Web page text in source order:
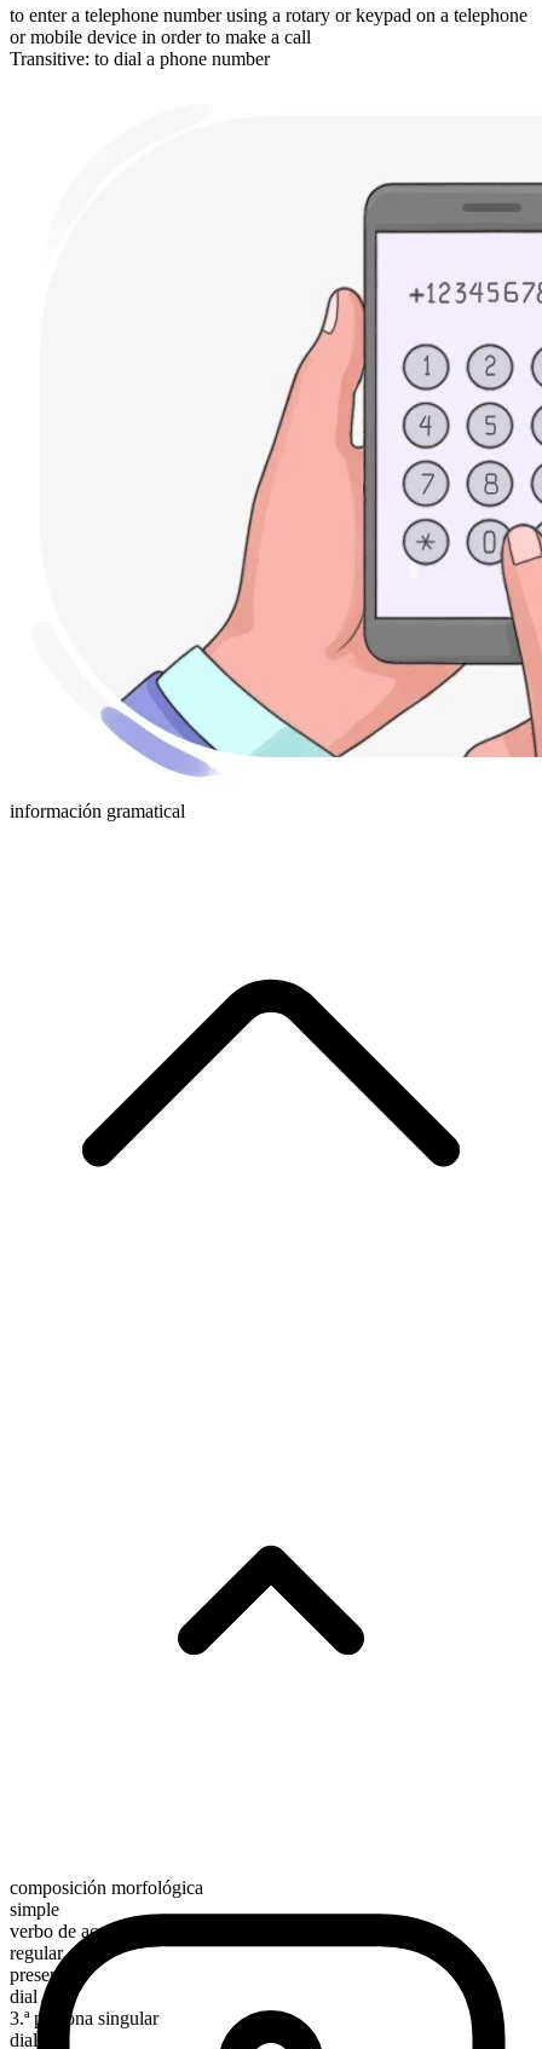
to enter a telephone number using a rotary or keypad on a telephone
or mobile device in order to make a call
Transitive: to dial a phone number
información gramatical
composición morfológica
simple
verbo de acción
regular
presente
dial
3.ª persona singular
dials